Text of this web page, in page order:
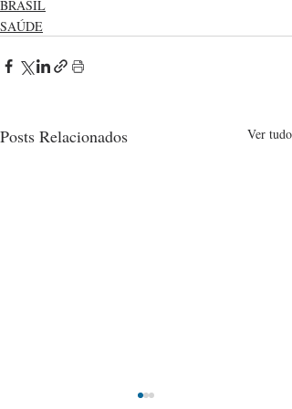
BRASIL
SAÚDE
Posts Relacionados Ver tudo